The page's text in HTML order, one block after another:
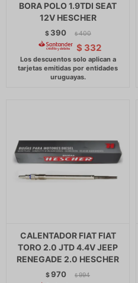
BORA POLO 1.9TDI SEAT
12V HESCHER
$ 390 $ 400
$ 332
CALENTADOR FIAT FIAT
TORO 2.0 JTD 4.4V JEEP
RENEGADE 2.0 HESCHER
$970 $ 994